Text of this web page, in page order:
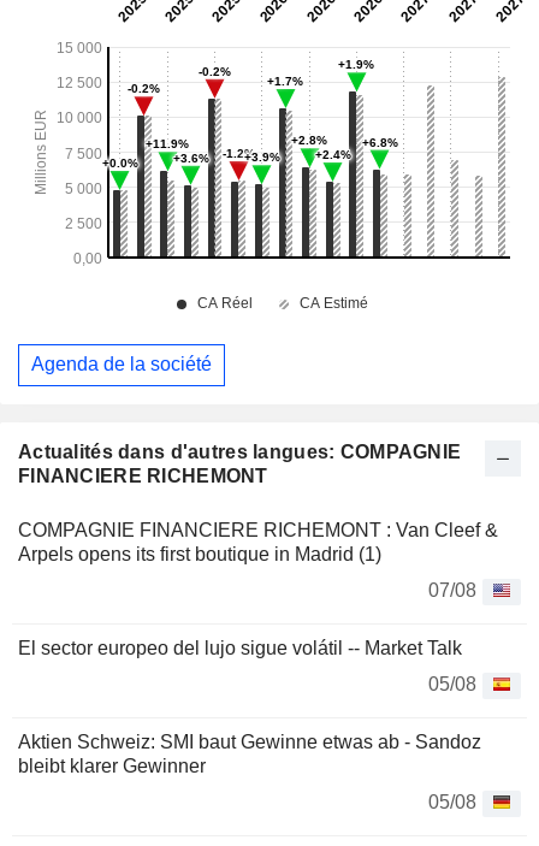
Actualités dans d'autres langues: COMPAGNIE
FINANCIERE RICHEMONT
COMPAGNIE FINANCIERE RICHEMONT : Van Cleef &
Arpels opens its first boutique in Madrid (1)
07/08
El sector europeo del lujo sigue volátil -- Market Talk
05/08
Aktien Schweiz: SMI baut Gewinne etwas ab - Sandoz
bleibt klarer Gewinner
05/08
Agenda de la société